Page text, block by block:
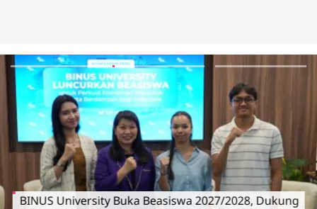
BINUS University Buka Beasiswa 2027/2028, Dukung